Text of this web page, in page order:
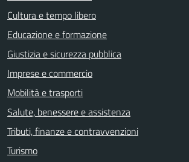
Cultura e tempo libero
Educazione e formazione
Giustizia e sicurezza pubblica
Imprese e commercio
Mobilità e trasporti
Salute, benessere e assistenza
Tributi, finanze e contravvenzioni
Turismo